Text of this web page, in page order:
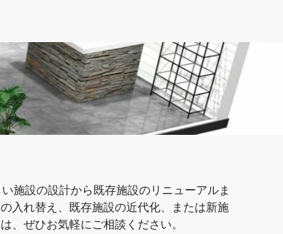
施設の設計から既存施設のリニューアルま
入れ替え、既存施設の近代化、または新施
、ぜひお気軽にご相談ください。